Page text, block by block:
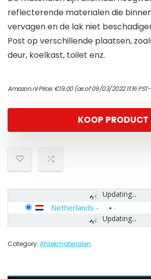
reflecterende materialen die
vervagen en de lak niet
Post op verschillende plaatsen,
deur, koelkast, toilet enz.
Amazon.nl Price:€19.00(as of 09/03/2022 11:16 PST-
KOOP PRODUCT
Updating...
Updating...
Netherlands -
Category: Afdekmaterialen